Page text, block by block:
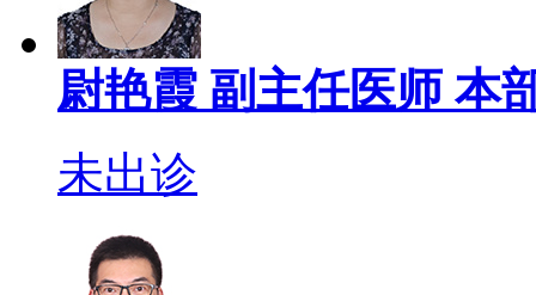
尉艳霞 副主任医师本
未出诊